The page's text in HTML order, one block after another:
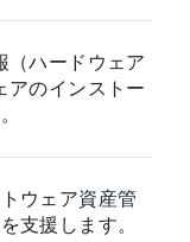
（ハードウェア
アのインストー
ウェア資産管
支援します。